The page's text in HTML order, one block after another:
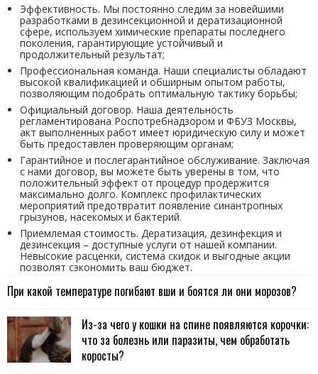
Эффективность. Мы постоянно следим за новейшими
разработками в дезинсекционной и дератизационной
сфере, используем химические препараты последнего
поколения, гарантирующие устойчивый и
продолжительный результат;
Профессиональная команда. Наши специалисты обладают
высокой квалификацией и обширным опытом работы,
позволяющим подобрать оптимальную тактику борьбы;
Официальный договор. Наша деятельность
регламентирована Роспотребнадзором и ФБУЗ Москвы,
акт выполненных работ имеет юридическую силу и может
быть предоставлен проверяющим органам;
Гарантийное и послегарантийное обслуживание. Заключая
с нами договор, вы можете быть уверены в том, что
положительный эффект от процедур продержится
максимально долго. Комплекс профилактических
мероприятий предотвратит появление синантропных
грызунов, насекомых и бактерий.
Приемлемая стоимость. Дератизация, дезинфекция и
дезинсекция – доступные услуги от нашей компании.
Невысокие расценки, система скидок и выгодные акции
позволят сэкономить ваш бюджет.
При какой температуре погибают вши и боятся ли они морозов?
Из-за чего у кошки на спине появляются корочки:
что за болезнь или паразиты, чем обработать
коросты?